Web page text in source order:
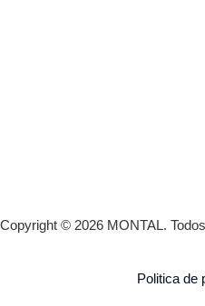
Copyright © 2026 MONTAL.
Politica de